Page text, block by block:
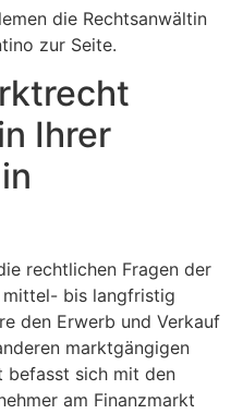
die Rechtsanwältin
zur Seite.
Ihrer
rechtlichen Fragen der
mittel- bis langfristig
den Erwerb und Verkauf
marktgängigen
befasst sich mit den
am Finanzmarkt